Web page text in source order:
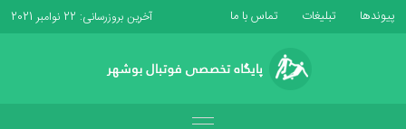
پیوندها تبلیغات تماس با ما آخرین بروزرسانی: 22 نوامبر 2021